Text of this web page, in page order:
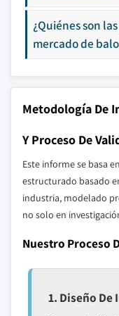
¿Quiénes son
mercado de
Metodología De
Y Proceso De
Este informe se basa
estructurado basado
industria, modelado
no solo en
Nuestro Proceso
1. Diseño De